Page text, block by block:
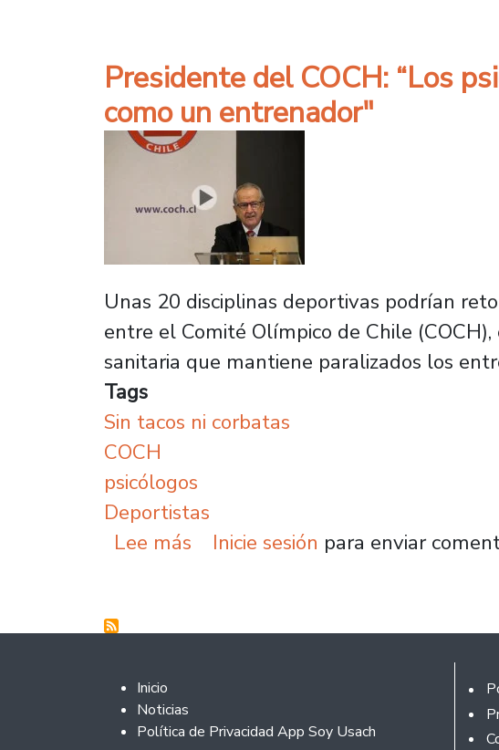
Presidente del COCH: “Los
como un entrenador"
Unas 20 disciplinas deportivas podrían
entre el Comité Olímpico de Chile
sanitaria que mantiene paralizados los
Tags
Sin tacos ni corbatas
COCH
psicólogos
Deportistas
Lee más sobre Presidente del COCH:
Inicie sesión para enviar
Footer 2
Inicio
Noticias
Política de Privacidad App Soy Usach